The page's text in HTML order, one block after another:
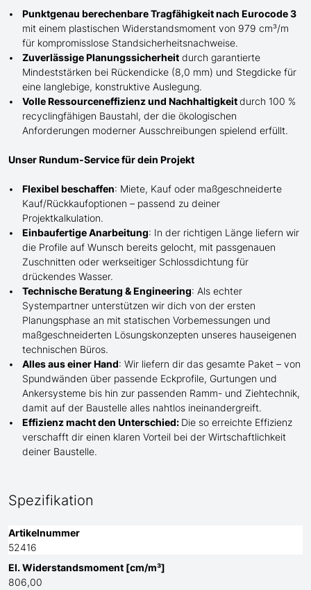
Punktgenau berechenbare Tragfähigkeit nach Eurocode 3
mit einem plastischen Widerstandsmoment von 979 cm³/m
für kompromisslose Standsicherheitsnachweise.
Zuverlässige Planungssicherheit durch garantierte
Mindeststärken bei Rückendicke (8,0 mm) und Stegdicke für
eine langlebige, konstruktive Auslegung.
Volle Ressourceneffizienz und Nachhaltigkeitdurch 100 %
recyclingfähigen Baustahl, der die ökologischen
Anforderungen moderner Ausschreibungen spielend erfüllt.
Unser Rundum-Service für dein Projekt
Flexibel beschaffen: Miete, Kauf oder maßgeschneiderte
Kauf/Rückkaufoptionen – passend zu deiner
Projektkalkulation.
Einbaufertige Anarbeitung: In der richtigen Länge liefern wir
die Profile auf Wunsch bereits gelocht, mit passgenauen
Zuschnitten oder werkseitiger Schlossdichtung für
drückendes Wasser.
Technische Beratung & Engineering: Als echter
Systempartner unterstützen wir dich von der ersten
Planungsphase an mit statischen Vorbemessungen und
maßgeschneiderten Lösungskonzepten unseres hauseigenen
technischen Büros.
Alles aus einer Hand: Wir liefern dir das gesamte Paket – von
Spundwänden über passende Eckprofile, Gurtungen und
Ankersysteme bis hin zur passenden Ramm- und Ziehtechnik,
damit auf der Baustelle alles nahtlos ineinandergreift.
Effizienz macht den Unterschied: Die so erreichte Effizienz
verschafft dir einen klaren Vorteil bei der Wirtschaftlichkeit
deiner Baustelle.
Spezifikation
Artikelnummer
52416
El. Widerstandsmoment [cm/m³]
806,00